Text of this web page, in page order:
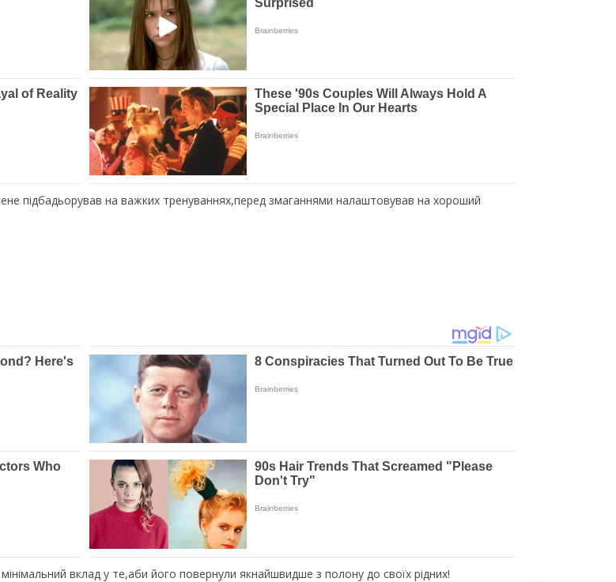
підбадьорував на важких тренуваннях,перед змаганнями налаштовував на хороший
вклад у те,аби його повернули якнайшвидше з полону до своїх рідних!